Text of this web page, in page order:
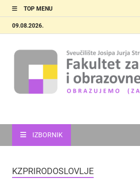
TOP MENU
09.08.2026.
IZBORNIK
KZPRIRODOSLOVLJE